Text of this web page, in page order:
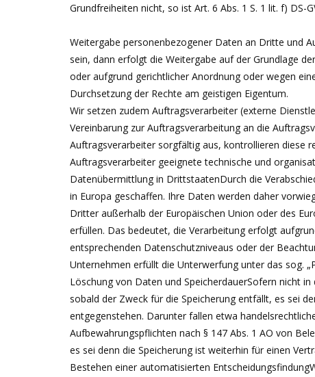
Grundfreiheiten nicht, so ist Art. 6 Abs. 1 S. 1 lit. f) DS-
Weitergabe personenbezogener Daten an Dritte und
sein, dann erfolgt die Weitergabe auf der Grundlage
oder aufgrund gerichtlicher Anordnung oder wegen
Durchsetzung der Rechte am geistigen Eigentum.
Wir setzen zudem Auftragsverarbeiter (externe
Vereinbarung zur Auftragsverarbeitung an die
Auftragsverarbeiter sorgfältig aus, kontrollieren diese
Auftragsverarbeiter geeignete technische und
Datenübermittlung in DrittstaatenDurch die
in Europa geschaffen. Ihre Daten werden daher
Dritter außerhalb der Europäischen Union oder des
erfüllen. Das bedeutet, die Verarbeitung erfolgt
entsprechenden Datenschutzniveaus oder der
Unternehmen erfüllt die Unterwerfung unter das sog.
Löschung von Daten und SpeicherdauerSofern nicht
sobald der Zweck für die Speicherung entfällt, es sei
entgegenstehen. Darunter fallen etwa
Aufbewahrungspflichten nach § 147 Abs. 1 AO von
es sei denn die Speicherung ist weiterhin für einen
Bestehen einer automatisierten